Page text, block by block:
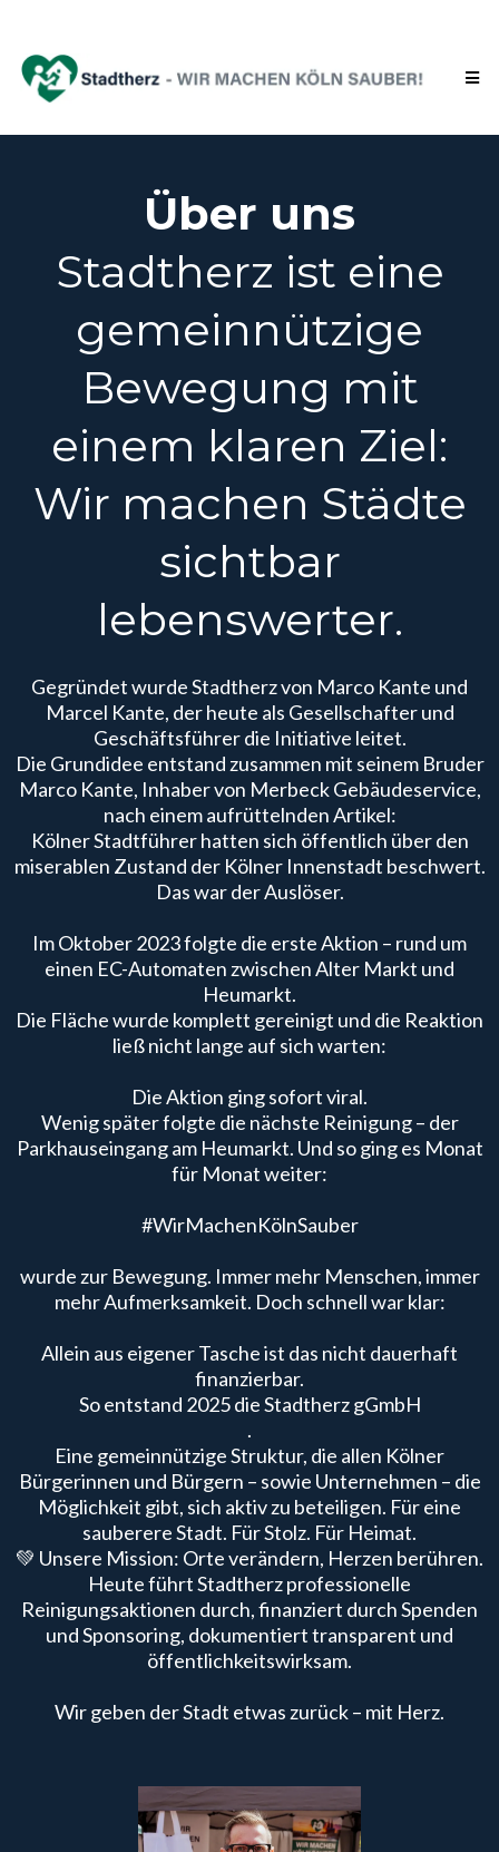
Über uns
Stadtherz ist eine
gemeinnützige
Bewegung mit
einem klaren Ziel:
Wir machen Städte
sichtbar
lebenswerter.
Gegründet wurde Stadtherz von Marco Kante und
Marcel Kante, der heute als Gesellschafter und
Geschäftsführer die Initiative leitet.
Die Grundidee entstand zusammen mit seinem Bruder
Marco Kante, Inhaber von Merbeck Gebäudeservice,
nach einem aufrüttelnden Artikel:
Kölner Stadtführer hatten sich öffentlich über den
miserablen Zustand der Kölner Innenstadt beschwert.
Das war der Auslöser.
Im Oktober 2023 folgte die erste Aktion – rund um
einen EC-Automaten zwischen Alter Markt und
Heumarkt.
Die Fläche wurde komplett gereinigt und die Reaktion
ließ nicht lange auf sich warten:
Die Aktion ging sofort viral.
Wenig später folgte die nächste Reinigung – der
Parkhauseingang am Heumarkt. Und so ging es Monat
für Monat weiter:
#WirMachenKölnSauber
wurde zur Bewegung. Immer mehr Menschen, immer
mehr Aufmerksamkeit. Doch schnell war klar:
Allein aus eigener Tasche ist das nicht dauerhaft
finanzierbar.
So entstand 2025 die Stadtherz gGmbH
.
Eine gemeinnützige Struktur, die allen Kölner
Bürgerinnen und Bürgern – sowie Unternehmen – die
Möglichkeit gibt, sich aktiv zu beteiligen. Für eine
sauberere Stadt. Für Stolz. Für Heimat.
💚 Unsere Mission: Orte verändern, Herzen berühren.
Heute führt Stadtherz professionelle
Reinigungsaktionen durch, finanziert durch Spenden
und Sponsoring, dokumentiert transparent und
öffentlichkeitswirksam.
Wir geben der Stadt etwas zurück – mit Herz.